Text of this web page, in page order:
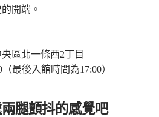
開端。
區北一條西2丁目
最後入館時間為17:00）
腿顫抖的感覺吧